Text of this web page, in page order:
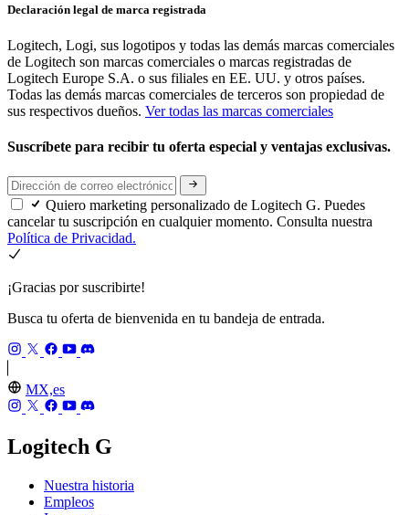
Declaración legal de marca registrada
Logitech, Logi, sus logotipos y todas las demás marcas comerciales
de Logitech son marcas comerciales o marcas registradas de
Logitech Europe S.A. o sus filiales en EE. UU. y otros países.
Todas las demás marcas comerciales de terceros son propiedad de
sus respectivos dueños. Ver todas las marcas comerciales
Suscríbete para recibir tu oferta especial y ventajas exclusivas.
Quiero marketing personalizado de Logitech G. Puedes
cancelar tu suscripción en cualquier momento. Consulta nuestra
Política de Privacidad.
¡Gracias por suscribirte!
Busca tu oferta de bienvenida en tu bandeja de entrada.
MX,es
Logitech G
Nuestra historia
Empleos